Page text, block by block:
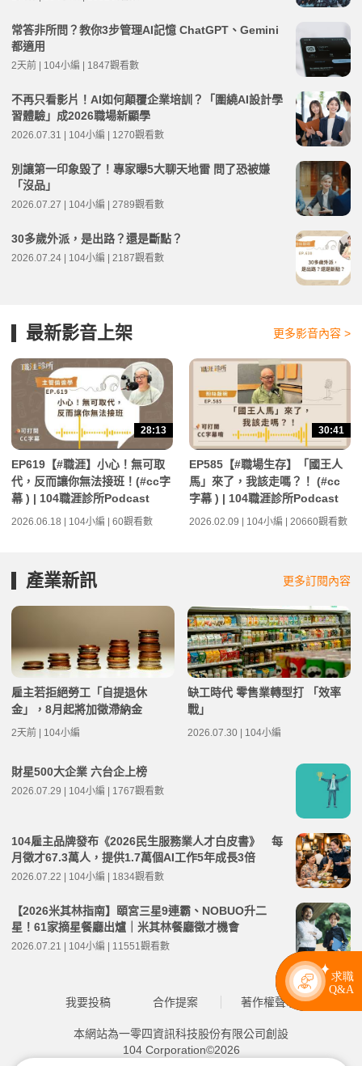
常答非所問？教你3步管理AI記憶 ChatGPT、Gemini
都適用
2天前 | 104小編 | 1847觀看數
不再只看影片！AI如何顛覆企業培訓？「圍繞AI設計學
習體驗」成2026職場新顯學
2026.07.31 | 104小編 | 1270觀看數
別讓第一印象毀了！專家曝5大聊天地雷 問了恐被嫌
「沒品」
2026.07.27 | 104小編 | 2789觀看數
30多歲外派，是出路？還是斷點？
2026.07.24 | 104小編 | 2187觀看數
最新影音上架 更多影音內容 >
28:13
EP619【#職涯】小心！無可取
代，反而讓你無法接班！(#cc字
幕 ) | 104職涯診所Podcast
2026.06.18 | 104小編 | 60觀看數
30:41
EP585【#職場生存】「國王人
馬」來了，我該走嗎？！ (#cc
字幕 ) | 104職涯診所Podcast
2026.02.09 | 104小編 | 20660觀看數
產業新訊 更多訂閱內容
雇主若拒絕勞工「自提退休
金」，8月起將加徵滯納金
2天前 | 104小編
缺工時代 零售業轉型打 「效率
戰」
2026.07.30 | 104小編
財星500大企業 六台企上榜
2026.07.29 | 104小編 | 1767觀看數
104雇主品牌發布《2026民生服務業人才白皮書》 每
月徵才67.3萬人，提供1.7萬個AI工作5年成長3倍
2026.07.22 | 104小編 | 1834觀看數
【2026米其林指南】頤宮三星9連霸、NOBUO升二
星！61家摘星餐廳出爐｜米其林餐廳徵才機會
2026.07.21 | 104小編 | 11551觀看數
我要投稿 合作提案 著作權聲明
本網站為一零四資訊科技股份有限公司創設
104 Corporation©2026